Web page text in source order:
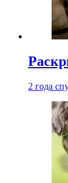
2 года